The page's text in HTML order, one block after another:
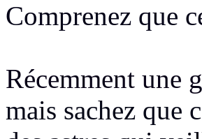
Comprenez que
Récemment une
mais sachez